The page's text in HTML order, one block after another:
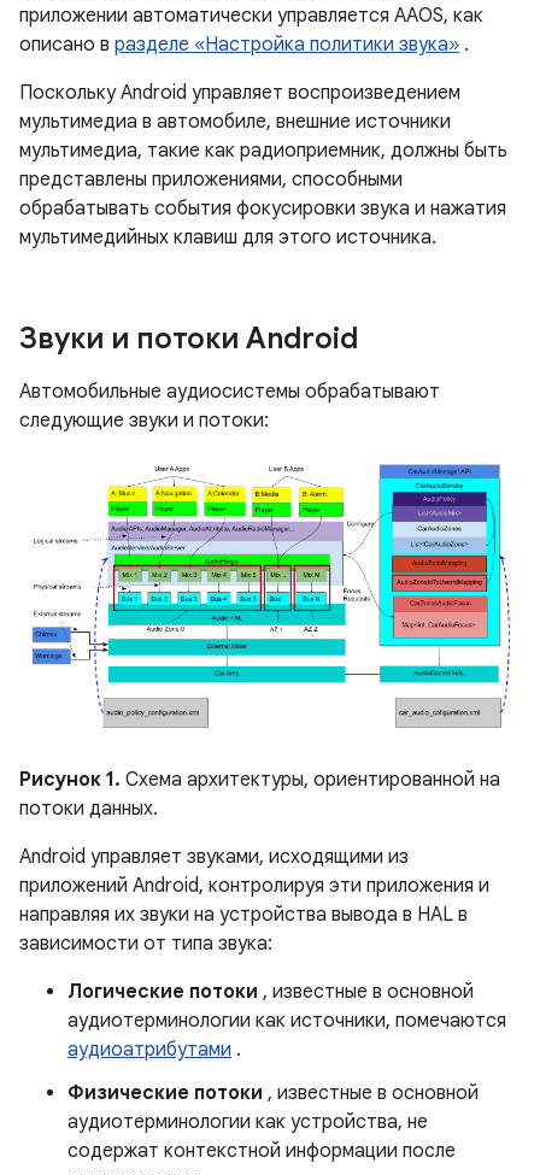
приложении автоматически управляется AAOS, как
описано в разделе «Настройка политики звука» .
Поскольку Android управляет воспроизведением
мультимедиа в автомобиле, внешние источники
мультимедиа, такие как радиоприемник, должны быть
представлены приложениями, способными
обрабатывать события фокусировки звука и нажатия
мультимедийных клавиш для этого источника.
Звуки и потоки Android
Автомобильные аудиосистемы обрабатывают
следующие звуки и потоки:
Рисунок 1. Схема архитектуры, ориентированной на
потоки данных.
Android управляет звуками, исходящими из
приложений Android, контролируя эти приложения и
направляя их звуки на устройства вывода в HAL в
зависимости от типа звука:
Логические потоки , известные в основной
аудиотерминологии как источники, помечаются
аудиоатрибутами .
Физические потоки , известные в основной
аудиотерминологии как устройства, не
содержат контекстной информации после